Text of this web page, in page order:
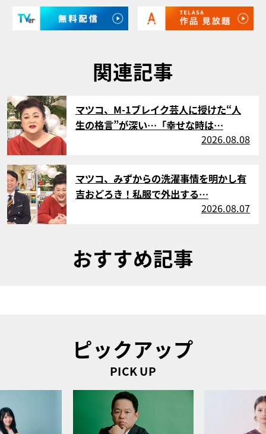
関連記事
サムネイル
マツコ、M-1ブレイク芸人に授けた“人
生の格言”が深い…「幸せな時は…
2026.08.08
サムネイル
マツコ、みずからの洗濯事情を明かし有
吉おどろき！私服で外出する…
2026.08.07
おすすめ記事
ピックアップ
PICK UP